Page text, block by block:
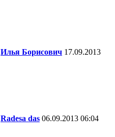
Илья Борисович 17.09.2013
Radesa das 06.09.2013 06:04